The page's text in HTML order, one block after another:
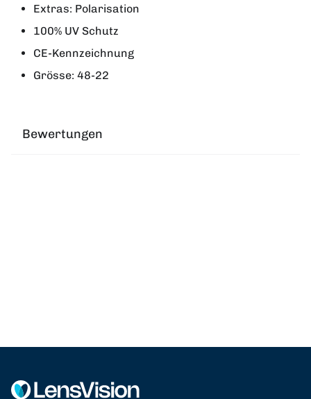
Extras: Polarisation
100% UV Schutz
CE-Kennzeichnung
Grösse: 48-22
Bewertungen